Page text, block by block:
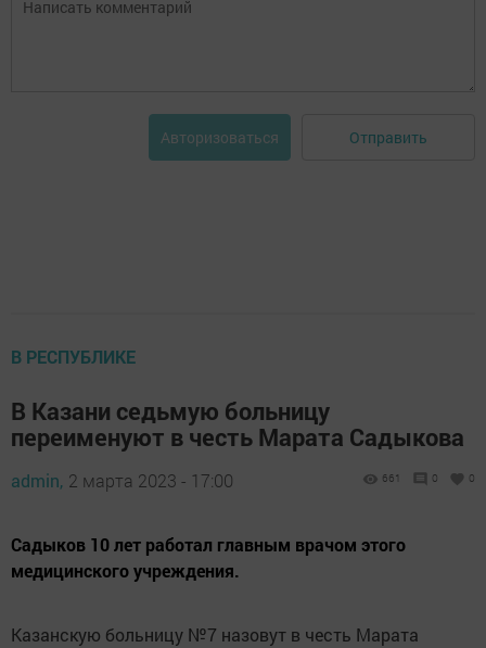
Авторизоваться Отправить
В РЕСПУБЛИКЕ
В Казани седьмую больницу
переименуют в честь Марата Садыкова
admin, 2 марта 2023 - 17:00 661 0 0
Садыков 10 лет работал главным врачом этого
медицинского учреждения.
Казанскую больницу №7 назовут в честь Марата